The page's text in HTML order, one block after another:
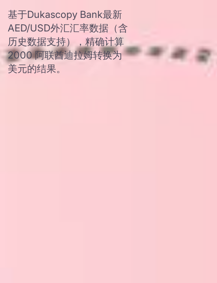
基于Dukascopy Bank最新
AED/USD外汇汇率数据（含
历史数据支持），精确计算
2000 阿联酋迪拉姆转换为
美元的结果。